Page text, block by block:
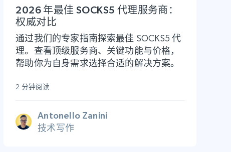
2026 年最佳 SOCKS5 代理服务商：
权威对比
通过我们的专家指南探索最佳 SOCKS5 代
理。查看顶级服务商、关键功能与价格，
帮助你为自身需求选择合适的解决方案。
2 分钟阅读
Antonello Zanini
技术写作